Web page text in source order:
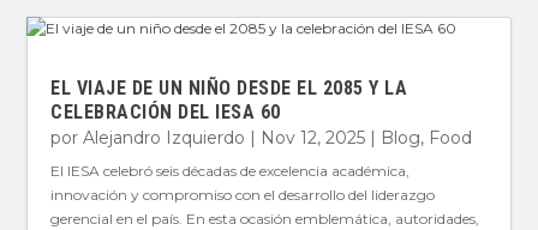
EL VIAJE DE UN NIÑO DESDE EL 2085 Y LA
CELEBRACIÓN DEL IESA 60
porAlejandro Izquierdo | Nov 12, 2025 | Blog, Food
El IESA celebró seis décadas de excelencia académica,
innovación y compromiso con el desarrollo del liderazgo
gerencial en el país. En esta ocasión emblemática, autoridades,